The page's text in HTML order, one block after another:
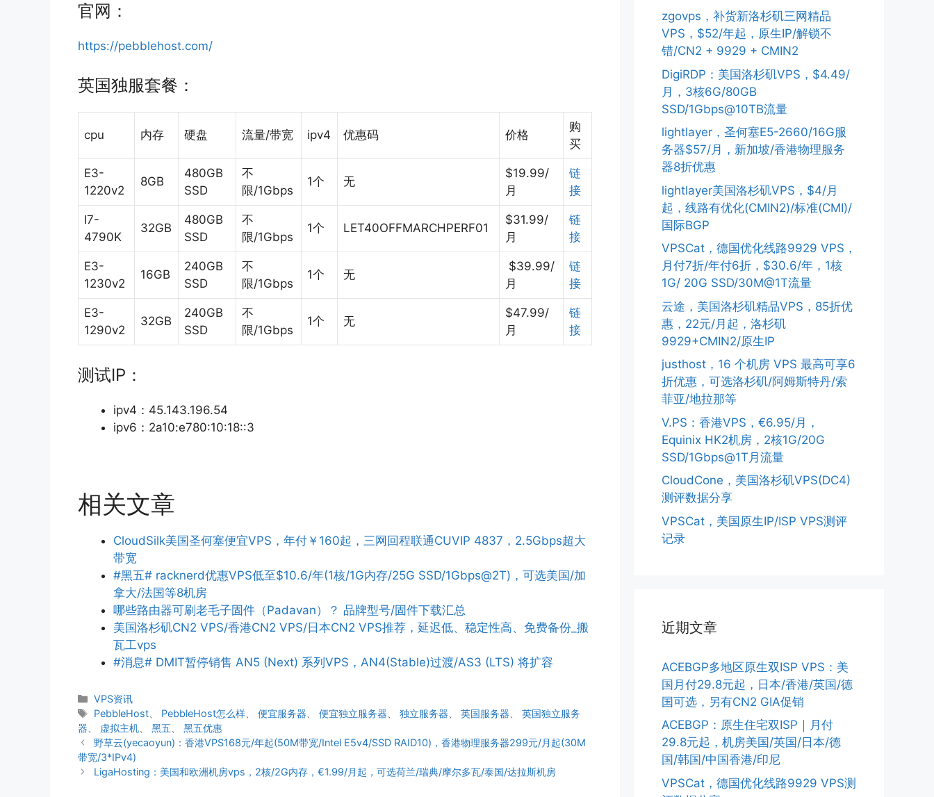
官网：
https://pebblehost.com/
英国独服套餐：
cpu 内存 硬盘 流量/带宽 ipv4 优惠码 价格
购
买
E3-
1220v2
8GB
480GB
SSD
不
限/1Gbps
1个 无
$19.99/
月
链
接
I7-
4790K
32GB
480GB
SSD
不
限/1Gbps
1个 LET40OFFMARCHPERF01
$31.99/
月
链
接
E3-
1230v2
16GB
240GB
SSD
不
限/1Gbps
1个 无
$39.99/
月
链
接
E3-
1290v2
32GB
240GB
SSD
不
限/1Gbps
1个 无
$47.99/
月
链
接
测试IP：
ipv4：45.143.196.54
ipv6：2a10:e780:10:18::3
相关文章
CloudSilk美国圣何塞便宜VPS，年付￥160起，三网回程联通CUVIP 4837，2.5Gbps超大
带宽
#黑五# racknerd优惠VPS低至$10.6/年(1核/1G内存/25G SSD/1Gbps@2T)，可选美国/加
拿大/法国等8机房
哪些路由器可刷老毛子固件（Padavan）？ 品牌型号/固件下载汇总
美国洛杉矶CN2 VPS/香港CN2 VPS/日本CN2 VPS推荐，延迟低、稳定性高、免费备份_搬
瓦工vps
#消息# DMIT暂停销售 AN5 (Next) 系列VPS，AN4(Stable)过渡/AS3 (LTS) 将扩容
分
类
VPS资讯
标
签
PebbleHost PebbleHost怎么样 、便宜服务器 、便宜独立服务器 、独立服务器 、英国服务器 、英国独立服务
器
虚拟主机 黑五
黑五优惠
野草云(yecaoyun)：香港VPS168元/年起(50M带宽/Intel E5v4/SSD RAID10)，香港物理服务器299元/月起(30M
带宽/3*IPv4)
LigaHosting：美国和欧洲机房vps，2核/2G内存，€1.99/月起，可选荷兰/瑞典/摩尔多瓦/泰国/达拉斯机房
zgovps，补货新洛杉矶三网精品
VPS，$52/年起，原生IP/解锁不
错/CN2 + 9929 + CMIN2
DigiRDP：美国洛杉矶VPS，$4.49/
月，3核6G/80GB
SSD/1Gbps@10TB流量
lightlayer，圣何塞E5-2660/16G服
务器$57/月，新加坡/香港物理服务
器8折优惠
lightlayer美国洛杉矶VPS，$4/月
起，线路有优化(CMIN2)/标准(CMI)/
国际BGP
VPSCat，德国优化线路9929 VPS，
月付7折/年付6折，$30.6/年，1核
1G/ 20G SSD/30M@1T流量
云途，美国洛杉矶精品VPS，85折优
惠，22元/月起，洛杉矶
9929+CMIN2/原生IP
justhost，16 个机房 VPS 最高可享6
折优惠，可选洛杉矶/阿姆斯特丹/索
菲亚/地拉那等
V.PS：香港VPS，€6.95/月，
Equinix HK2机房，2核1G/20G
SSD/1Gbps@1T月流量
CloudCone，美国洛杉矶VPS(DC4)
测评数据分享
VPSCat，美国原生IP/ISP VPS测评
记录
近期文章
ACEBGP多地区原生双ISP VPS：美
国月付29.8元起，日本/香港/英国/德
国可选，另有CN2 GIA促销
ACEBGP：原生住宅双ISP｜月付
29.8元起，机房美国/英国/日本/德
国/韩国/中国香港/印尼
VPSCat，德国优化线路9929 VPS测